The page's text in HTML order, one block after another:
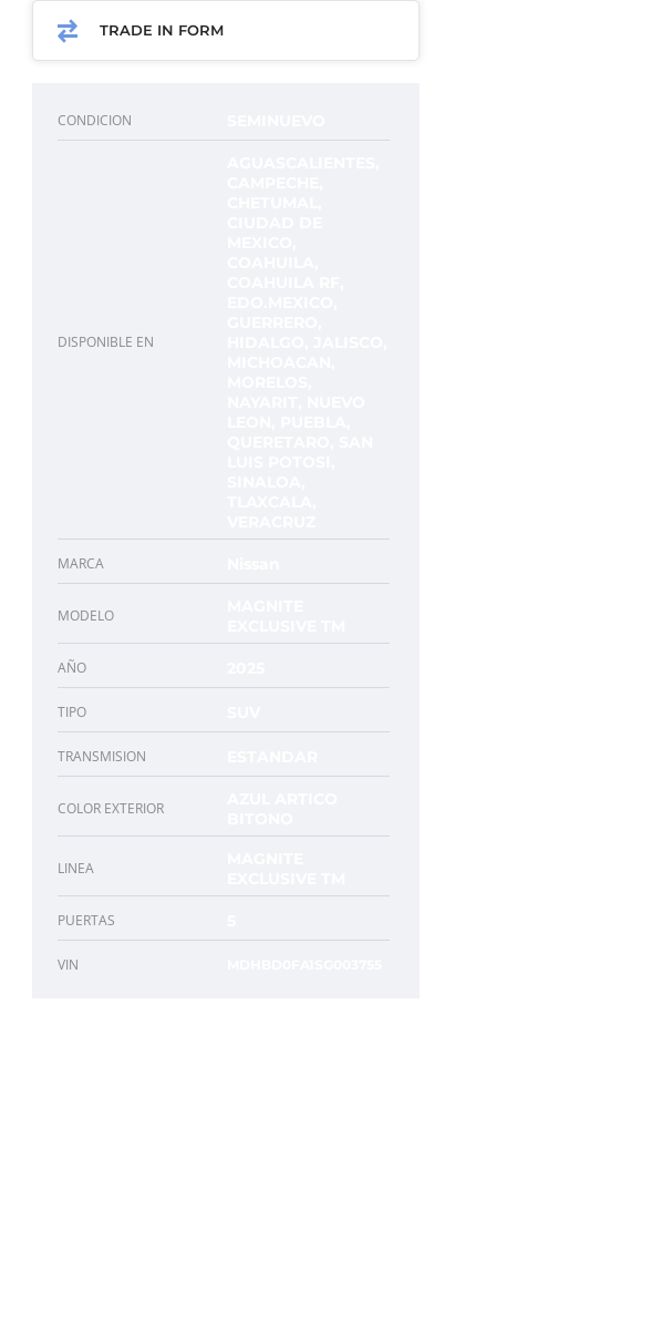
TRADE IN FORM
CONDICION
DISPONIBLE EN
MARCA
MODELO
AÑO
TIPO
TRANSMISION
COLOR EXTERIOR
LINEA
PUERTAS
VIN